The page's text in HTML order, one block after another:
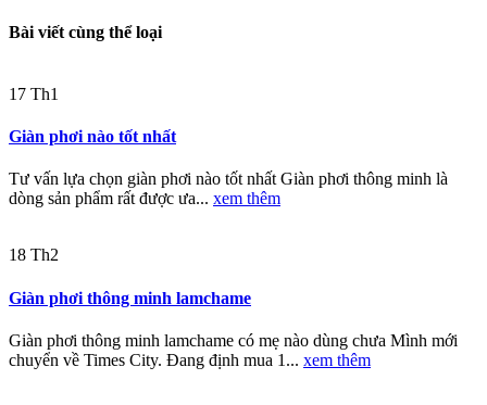
Bài viết cùng thể loại
17 Th1
Giàn phơi nào tốt nhất
Tư vấn lựa chọn giàn phơi nào tốt nhất Giàn phơi thông minh là
dòng sản phẩm rất được ưa... xem thêm
18 Th2
Giàn phơi thông minh lamchame
Giàn phơi thông minh lamchame có mẹ nào dùng chưa Mình mới
chuyển về Times City. Đang định mua 1... xem thêm